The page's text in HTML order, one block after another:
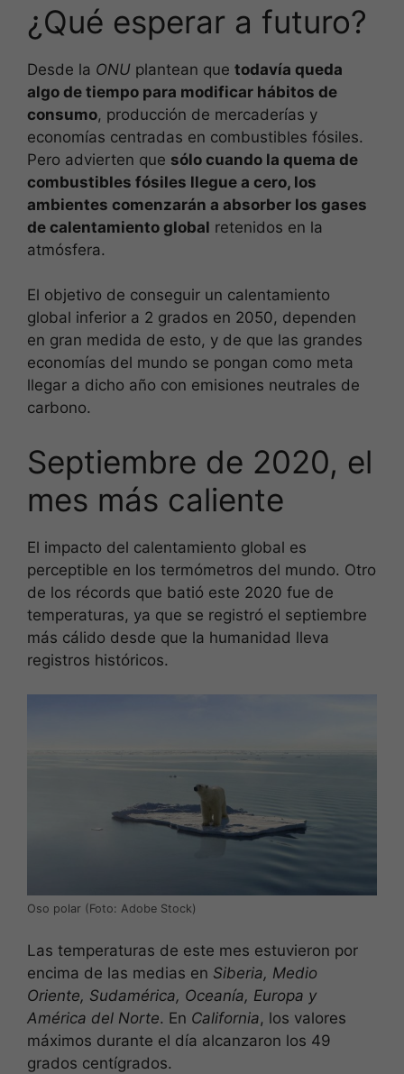
¿Qué esperar a futuro?
Desde la ONU plantean que todavía queda
algo de tiempo para modificar hábitos de
consumo, producción de mercaderías y
economías centradas en combustibles fósiles.
Pero advierten que sólo cuando la quema de
combustibles fósiles llegue a cero, los
ambientes comenzarán a absorber los gases
de calentamiento global retenidos en la
atmósfera.
El objetivo de conseguir un calentamiento
global inferior a 2 grados en 2050, dependen
en gran medida de esto, y de que las grandes
economías del mundo se pongan como meta
llegar a dicho año con emisiones neutrales de
carbono.
Septiembre de 2020, el
mes más caliente
El impacto del calentamiento global es
perceptible en los termómetros del mundo. Otro
de los récords que batió este 2020 fue de
temperaturas, ya que se registró el septiembre
más cálido desde que la humanidad lleva
registros históricos.
Oso polar (Foto: Adobe Stock)
Las temperaturas de este mes estuvieron por
encima de las medias en Siberia, Medio
Oriente, Sudamérica, Oceanía, Europa y
América del Norte. En California, los valores
máximos durante el día alcanzaron los 49
grados centígrados.